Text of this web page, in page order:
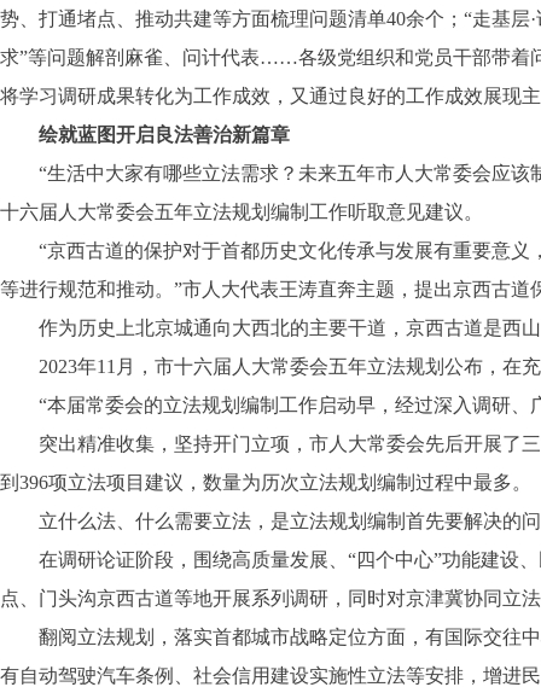
势、打通堵点、推动共建等方面梳理问题清单40余个；“走基
求”等问题解剖麻雀、问计代表……各级党组织和党员干部带着
将学习调研成果转化为工作成效，又通过良好的工作成效展现
绘就蓝图开启良法善治新篇章
“生活中大家有哪些立法需求？未来五年市人大常委会应该
十六届人大常委会五年立法规划编制工作听取意见建议。
“京西古道的保护对于首都历史文化传承与发展有重要意义
等进行规范和推动。”市人大代表王涛直奔主题，提出京西古道
作为历史上北京城通向大西北的主要干道，京西古道是西
2023年11月，市十六届人大常委会五年立法规划公布，在
“本届常委会的立法规划编制工作启动早，经过深入调研、
突出精准收集，坚持开门立项，市人大常委会先后开展了三
到396项立法项目建议，数量为历次立法规划编制过程中最多。
立什么法、什么需要立法，是立法规划编制首先要解决的
在调研论证阶段，围绕高质量发展、“四个中心”功能建设、
点、门头沟京西古道等地开展系列调研，同时对京津冀协同立
翻阅立法规划，落实首都城市战略定位方面，有国际交往中
有自动驾驶汽车条例、社会信用建设实施性立法等安排，增